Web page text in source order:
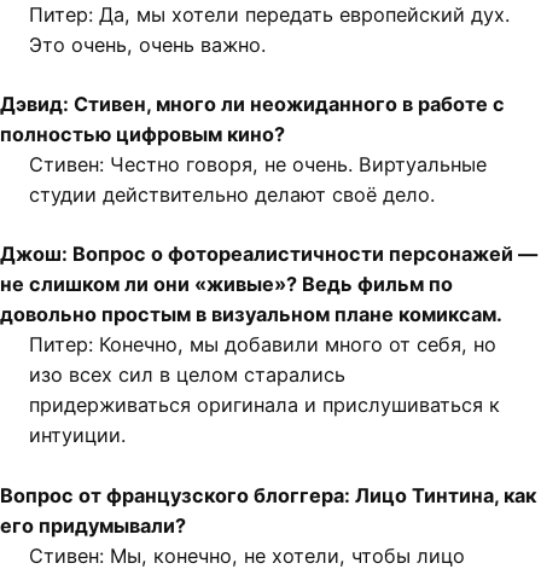
Питер: Да, мы хотели передать европейский дух.
Это очень, очень важно.
Дэвид: Стивен, много ли неожиданного в работе с
полностью цифровым кино?
Стивен: Честно говоря, не очень. Виртуальные
студии действительно делают своё дело.
Джош: Вопрос о фотореалистичности персонажей —
не слишком ли они «живые»? Ведь фильм по
довольно простым в визуальном плане комиксам.
Питер: Конечно, мы добавили много от себя, но
изо всех сил в целом старались
придерживаться оригинала и прислушиваться к
интуиции.
Вопрос от французского блоггера: Лицо Тинтина, как
его придумывали?
Стивен: Мы, конечно, не хотели, чтобы лицо